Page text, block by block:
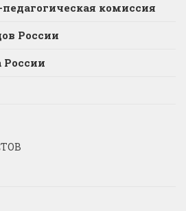
комиссия
России
России